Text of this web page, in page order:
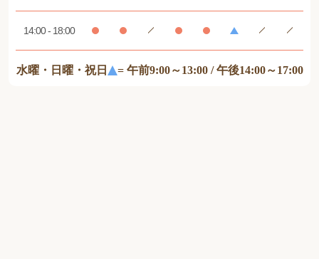
14:00 - 18:00
水曜・日曜・祝日 = 午前9:00～13:00 / 午後14:00～17:00